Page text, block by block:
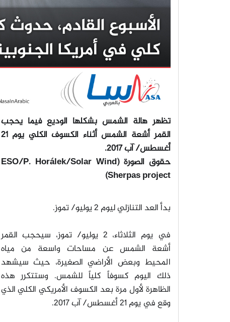
تظهر هالة الشمس بشكلها الوديع فيما يحجب
القمر أشعة الشمس أثناء الكسوف الكلي يوم 21
أغسطس/ آب 2017
.
حقوق الصورة (ESO/P. Horálek/Solar Wind
Sherpas project)
بدأ العد التنازلي ليوم 2 يوليو/ تموز
.
في يوم الثلاثاء، 2 يوليو/ تموز، سيحجب القمر
أشعة الشمس عن مساحات واسعة من مياه
المحيط وبعض الأراضي الصغيرة، حيث سيشهد
ذلك اليوم كسوفاً كلياً للشمس. وستتكرر هذه
الظاهرة لأول مرة بعد الكسوف الأمريكي الكلي الذي
وقع في يوم 21 أغسطس/ آب 2017
.